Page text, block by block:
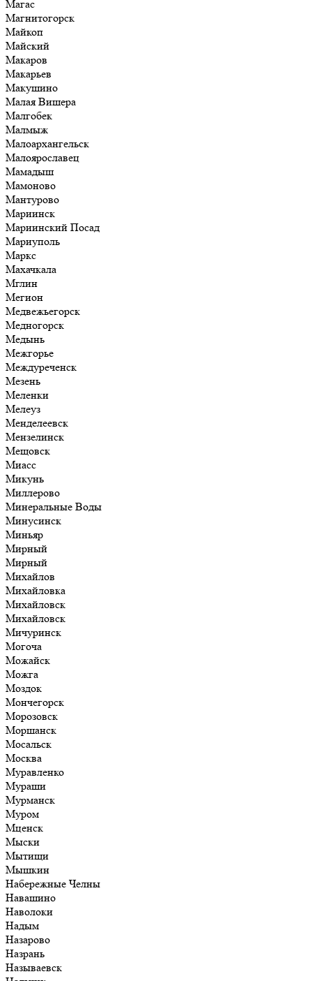
Магас
Магнитогорск
Майкоп
Майский
Макаров
Макарьев
Макушино
Малая Вишера
Малгобек
Малмыж
Малоархангельск
Малоярославец
Мамадыш
Мамоново
Мантурово
Мариинск
Мариинский Посад
Мариуполь
Маркс
Махачкала
Мглин
Мегион
Медвежьегорск
Медногорск
Медынь
Межгорье
Междуреченск
Мезень
Меленки
Мелеуз
Менделеевск
Мензелинск
Мещовск
Миасс
Микунь
Миллерово
Минеральные Воды
Минусинск
Миньяр
Мирный
Мирный
Михайлов
Михайловка
Михайловск
Михайловск
Мичуринск
Могоча
Можайск
Можга
Моздок
Мончегорск
Морозовск
Моршанск
Мосальск
Москва
Муравленко
Мураши
Мурманск
Муром
Мценск
Мыски
Мытищи
Мышкин
Набережные Челны
Навашино
Наволоки
Надым
Назарово
Назрань
Называевск